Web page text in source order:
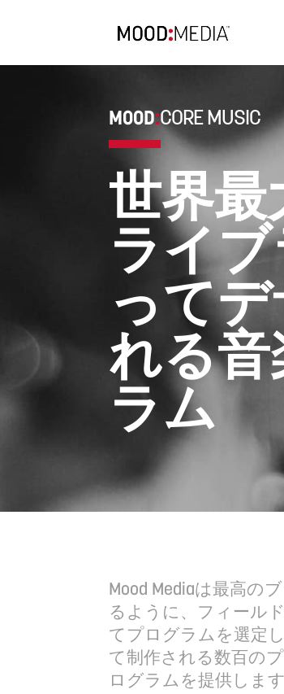
MOOD:CORE MUSIC
世界
ライ
って
れる
ラム
Mood Mediaは最高の
るように、フィール
てプログラムを選定
て制作される数百の
ログラムを提供します